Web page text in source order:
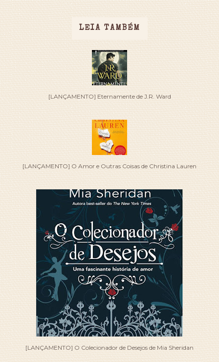
LEIA TAMBÉM
[LANÇAMENTO] Eternamente de J.R. Ward
[LANÇAMENTO] O Amor e Outras Coisas de Christina Lauren
[LANÇAMENTO] O Colecionador de Desejos de Mia Sheridan